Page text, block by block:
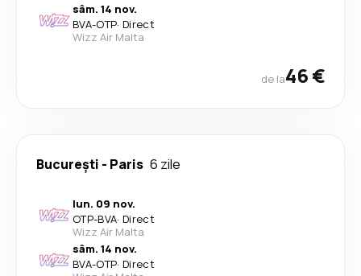
sâm. 14 nov.
BVA-OTP· Direct
Wizz Air Malta
de la46 €
București - Paris 6 zile
lun. 09 nov.
OTP-BVA· Direct
Wizz Air Malta
sâm. 14 nov.
BVA-OTP· Direct